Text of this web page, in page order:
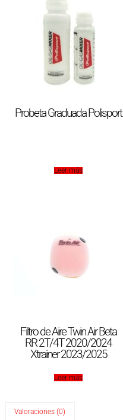
Probeta Graduada Polisport
Leer más
Filtro de Aire Twin Air Beta
RR 2T/4T 2020/2024
Xtrainer 2023/2025
Leer más
Valoraciones (0)